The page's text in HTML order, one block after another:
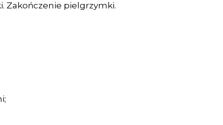
Zakończenie pielgrzymki.